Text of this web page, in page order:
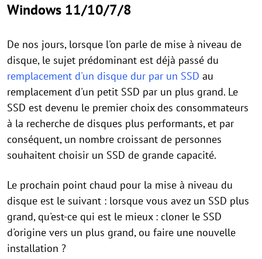
Windows 11/10/7/8
De nos jours, lorsque l'on parle de mise à niveau de
disque, le sujet prédominant est déjà passé du
remplacement d'un disque dur par un SSD au
remplacement d'un petit SSD par un plus grand. Le
SSD est devenu le premier choix des consommateurs
à la recherche de disques plus performants, et par
conséquent, un nombre croissant de personnes
souhaitent choisir un SSD de grande capacité.
Le prochain point chaud pour la mise à niveau du
disque est le suivant : lorsque vous avez un SSD plus
grand, qu'est-ce qui est le mieux : cloner le SSD
d'origine vers un plus grand, ou faire une nouvelle
installation ?